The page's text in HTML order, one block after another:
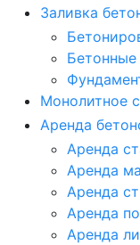
Заливка
Монолитное
Аренда
Аренда
Аренда
Аренда
Аренда
Аренда